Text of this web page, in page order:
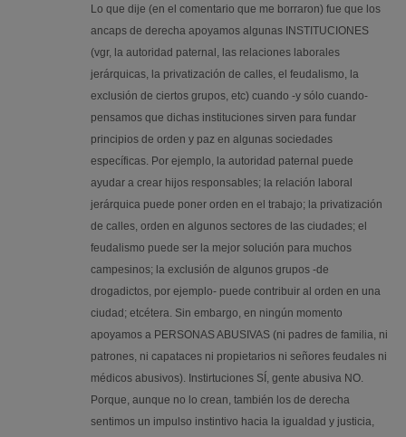
Lo que dije (en el comentario que me borraron) fue que los
ancaps de derecha apoyamos algunas INSTITUCIONES
(vgr, la autoridad paternal, las relaciones laborales
jerárquicas, la privatización de calles, el feudalismo, la
exclusión de ciertos grupos, etc) cuando -y sólo cuando-
pensamos que dichas instituciones sirven para fundar
principios de orden y paz en algunas sociedades
específicas. Por ejemplo, la autoridad paternal puede
ayudar a crear hijos responsables; la relación laboral
jerárquica puede poner orden en el trabajo; la privatización
de calles, orden en algunos sectores de las ciudades; el
feudalismo puede ser la mejor solución para muchos
campesinos; la exclusión de algunos grupos -de
drogadictos, por ejemplo- puede contribuir al orden en una
ciudad; etcétera. Sin embargo, en ningún momento
apoyamos a PERSONAS ABUSIVAS (ni padres de familia, ni
patrones, ni capataces ni propietarios ni señores feudales ni
médicos abusivos). Instirtuciones SÍ, gente abusiva NO.
Porque, aunque no lo crean, también los de derecha
sentimos un impulso instintivo hacia la igualdad y justicia,